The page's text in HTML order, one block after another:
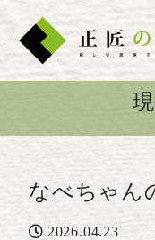
なべちゃん
2026.04.23